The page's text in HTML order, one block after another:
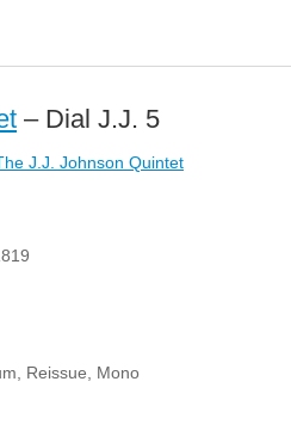
– Dial J.J. 5
Reissue, Mono